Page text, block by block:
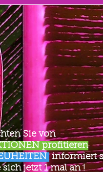
Sie von
profitieren
informiert
jetzt 1 mal an !